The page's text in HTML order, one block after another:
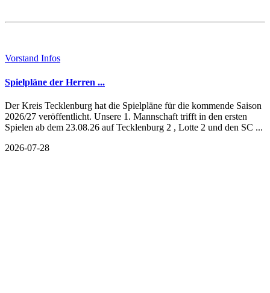
Vorstand Infos
Spielpläne der Herren ...
Der Kreis Tecklenburg hat die Spielpläne für die kommende Saison
2026/27 veröffentlicht. Unsere 1. Mannschaft trifft in den ersten
Spielen ab dem 23.08.26 auf Tecklenburg 2 , Lotte 2 und den SC ...
2026-07-28